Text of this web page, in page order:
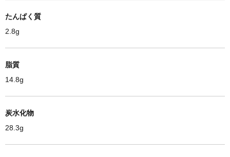
たんぱく質
2.8g
脂質
14.8g
炭水化物
28.3g